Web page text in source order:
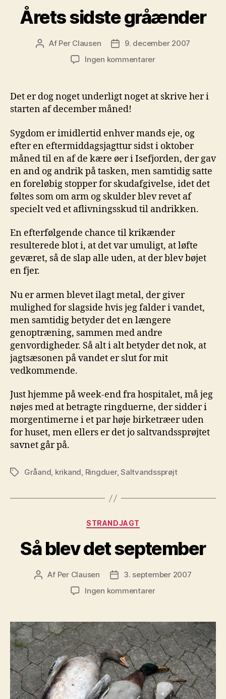
Årets sidste gråænder
Indlægsforfatter
Af Per Clausen Indlægsdato
9. december 2007
Ingen kommentarertil
gråænder
Det er dog noget underligt noget at skrive her i
starten af december måned!
Sygdom er imidlertid enhver mands eje, og
efter en eftermiddagsjagttur sidst i oktober
måned til en af de kære øer i Isefjorden, der gav
en and og andrik på tasken, men samtidig satte
en foreløbig stopper for skudafgivelse, idet det
føltes som om arm og skulder blev revet af
specielt ved et aflivningsskud til andrikken.
En efterfølgende chance til krikænder
resulterede blot i, at det var umuligt, at løfte
geværet, så de slap alle uden, at der blev bøjet
en fjer.
Nu er armen blevet ilagt metal, der giver
mulighed for slagside hvis jeg falder i vandet,
men samtidig betyder det en længere
genoptræning, sammen med andre
genvordigheder. Så alt i alt betyder det nok, at
jagtsæsonen på vandet er slut for mit
vedkommende.
Just hjemme på week-end fra hospitalet, må jeg
nøjes med at betragte ringduerne, der sidder i
morgentimerne i et par høje birketræer uden
for huset, men ellers er det jo saltvandssprøjtet
savnet går på.
TagsGråand, krikand, Ringduer,Saltvandssprøjt
Kategorier
STRANDJAGT
Så blev det september
Indlægsforfatter
Af Per Clausen Indlægsdato
3. september 2007
Ingen kommentarertil
det
september